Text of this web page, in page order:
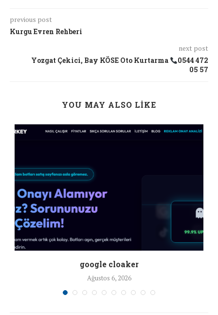
previous post
Kurgu Evren Rehberi
next post
Yozgat Çekici, Bay KÖSE Oto Kurtarma
0544 472
05 57
YOU MAY ALSO LIKE
google cloaker
Ağustos 6, 2026